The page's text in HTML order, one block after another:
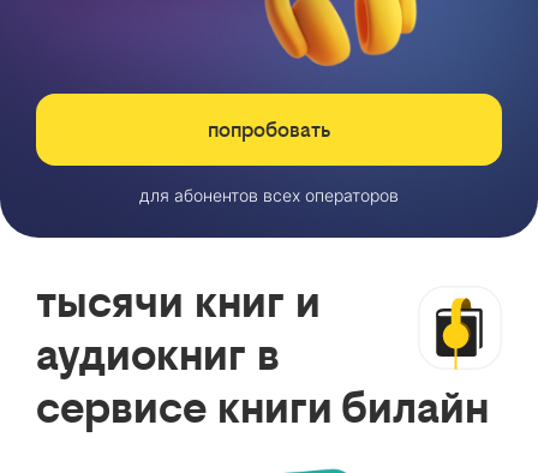
попробовать
для абонентов всех операторов
тысячи книг и
аудиокниг в
сервисе книги билайн